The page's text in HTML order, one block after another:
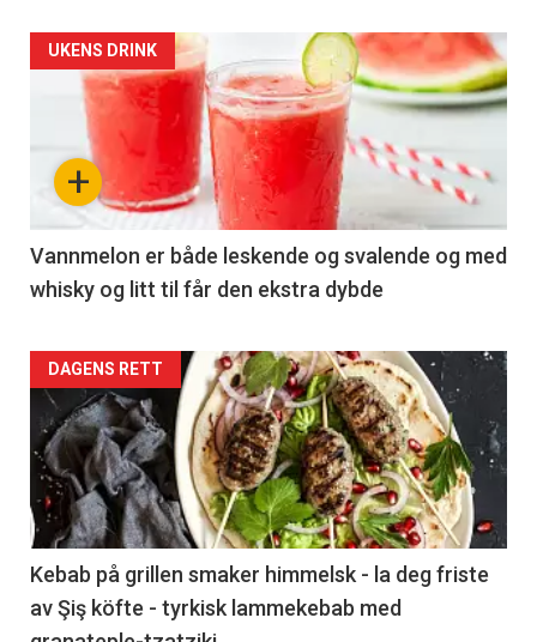
Articler
section
37
Left
+
UKENS DRINK
Vannmelon er både leskende og svalende og med
whisky og litt til får den ekstra dybde
Articler
-
section
37
Right
DAGENS RETT
Kebab på grillen smaker himmelsk - la deg friste
av Şiş köfte - tyrkisk lammekebab med